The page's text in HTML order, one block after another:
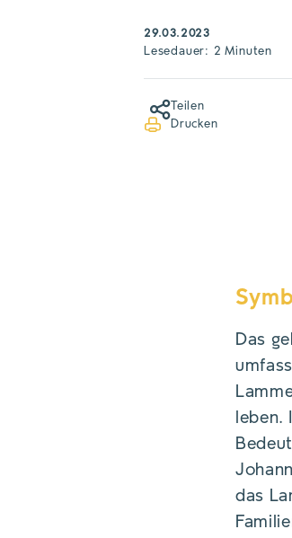
29.03.2023
Lesedauer: 2 Minuten
Teilen
Drucken
Das
leben.
das